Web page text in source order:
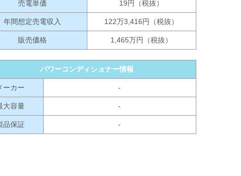
売電単価 19円（税抜）
年間想定売電収入 122万3,416円（税抜）
販売価格 1,465万円（税抜）
パワーコンディショナー情報
ーカー -
大容量 -
品保証 -